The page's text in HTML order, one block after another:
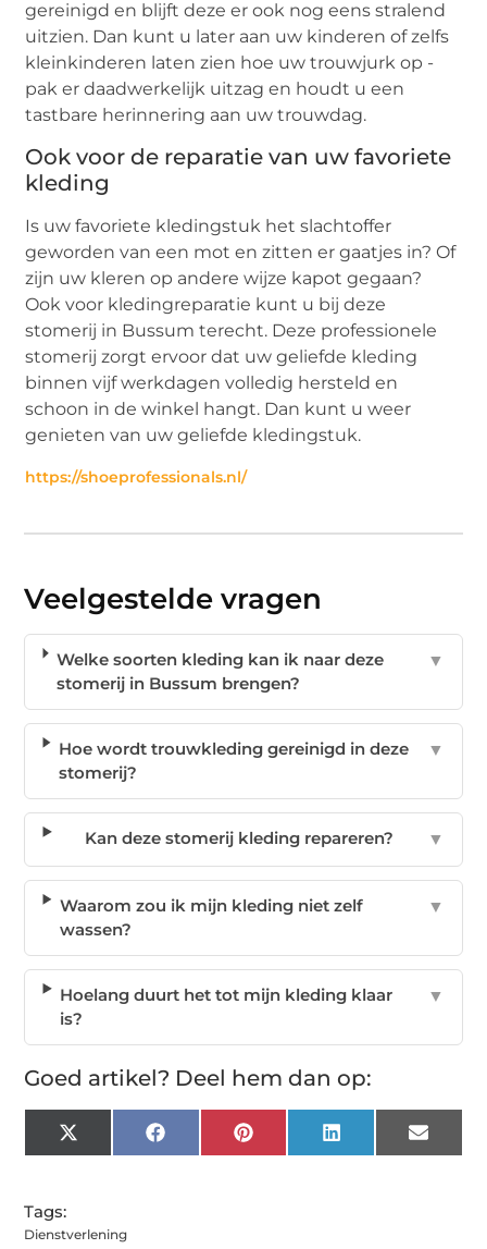
gereinigd en blijft deze er ook nog eens stralend
uitzien. Dan kunt u later aan uw kinderen of zelfs
kleinkinderen laten zien hoe uw trouwjurk op -
pak er daadwerkelijk uitzag en houdt u een
tastbare herinnering aan uw trouwdag.
Ook voor de reparatie van uw favoriete
kleding
Is uw favoriete kledingstuk het slachtoffer
geworden van een mot en zitten er gaatjes in? Of
zijn uw kleren op andere wijze kapot gegaan?
Ook voor kledingreparatie kunt u bij deze
stomerij in Bussum terecht. Deze professionele
stomerij zorgt ervoor dat uw geliefde kleding
binnen vijf werkdagen volledig hersteld en
schoon in de winkel hangt. Dan kunt u weer
genieten van uw geliefde kledingstuk.
https://shoeprofessionals.nl/
Veelgestelde vragen
Welke soorten kleding kan ik naar deze
stomerij in Bussum brengen?
▼
Hoe wordt trouwkleding gereinigd in deze
stomerij?
▼
Kan deze stomerij kleding repareren? ▼
Waarom zou ik mijn kleding niet zelf
wassen?
▼
Hoelang duurt het tot mijn kleding klaar
is?
▼
Goed artikel? Deel hem dan op:
X
(Twitter)
FacebookPinterest LinkedIn Email
Tags:
Dienstverlening